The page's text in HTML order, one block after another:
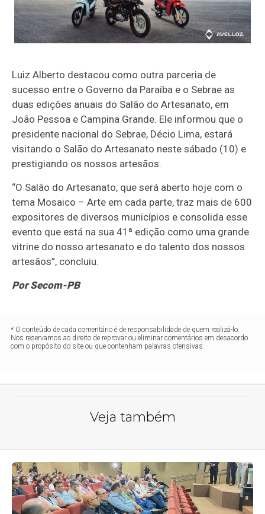
Luiz Alberto destacou como outra parceria de
sucesso entre o Governo da Paraíba e o Sebrae as
duas edições anuais do Salão do Artesanato, em
João Pessoa e Campina Grande. Ele informou que o
presidente nacional do Sebrae, Décio Lima, estará
visitando o Salão do Artesanato neste sábado (10) e
prestigiando os nossos artesãos.
“O Salão do Artesanato, que será aberto hoje com o
tema Mosaico – Arte em cada parte, traz mais de 600
expositores de diversos municípios e consolida esse
evento que está na sua 41ª edição como uma grande
vitrine do nosso artesanato e do talento dos nossos
artesãos”, concluiu.
Por Secom-PB
* O conteúdo de cada comentário é de responsabilidade de quem realizá-lo.
Nos reservamos ao direito de reprovar ou eliminar comentários em desacordo
com o propósito do site ou que contenham palavras ofensivas.
Veja também